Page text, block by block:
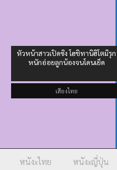
หัวหน้าสาวเปิดซิง โฮชิทานิฮิโตมิรุก
หนักอ่อยลูกน้องจนโดนเย็ด
เสียงไทย
หนังxไทย หนังxญี่ปุ่น